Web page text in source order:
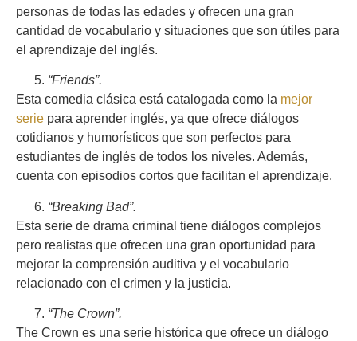
personas de todas las edades y ofrecen una gran
cantidad de vocabulario y situaciones que son útiles para
el aprendizaje del inglés.
“Friends”.
Esta comedia clásica está catalogada como la mejor
serie para aprender inglés, ya que ofrece diálogos
cotidianos y humorísticos que son perfectos para
estudiantes de inglés de todos los niveles. Además,
cuenta con episodios cortos que facilitan el aprendizaje.
“Breaking Bad”.
Esta serie de drama criminal tiene diálogos complejos
pero realistas que ofrecen una gran oportunidad para
mejorar la comprensión auditiva y el vocabulario
relacionado con el crimen y la justicia.
“The Crown”.
The Crown es una serie histórica que ofrece un diálogo